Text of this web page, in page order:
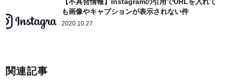
【不具合情報】Instagramの引用でURLを入れて
も画像やキャプションが表示されない件
2020.10.27
関連記事